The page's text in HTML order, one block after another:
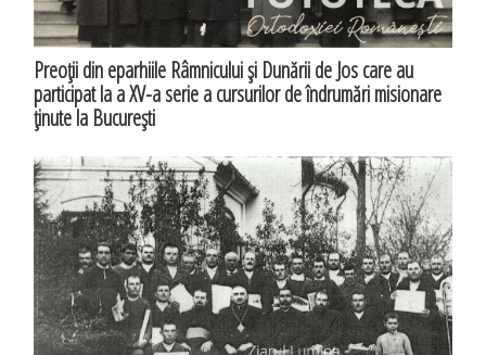
Preoţii din eparhiile Râmnicului şi Dunării de Jos care au
participat la a XV-a serie a cursurilor de îndrumări misionare
ţinute la Bucureşti